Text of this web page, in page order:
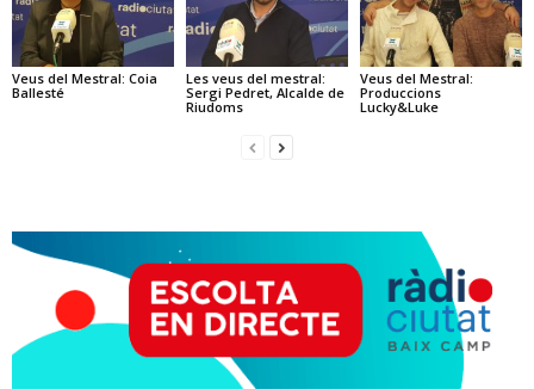
Veus del Mestral: Coia
Ballesté
Les veus del mestral:
Sergi Pedret, Alcalde de
Riudoms
Veus del Mestral:
Produccions
Lucky&Luke